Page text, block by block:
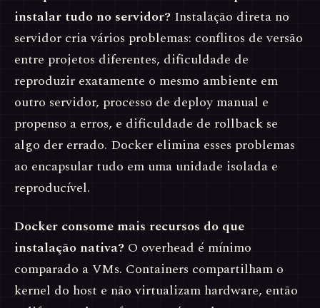
instalar tudo no servidor? Instalação direta no
servidor cria vários problemas: conflitos de versão
entre projetos diferentes, dificuldade de
reproduzir exatamente o mesmo ambiente em
outro servidor, processo de deploy manual e
propenso a erros, e dificuldade de rollback se
algo der errado. Docker elimina esses problemas
ao encapsular tudo em uma unidade isolada e
reproducível.
Docker consome mais recursos do que
instalação nativa? O overhead é mínimo
comparado a VMs. Containers compartilham o
kernel do host e não virtualizam hardware, então